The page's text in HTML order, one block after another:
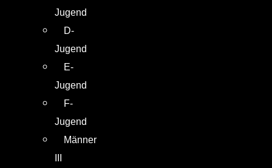
Jugend
D-
Jugend
E-
Jugend
F-
Jugend
Männer